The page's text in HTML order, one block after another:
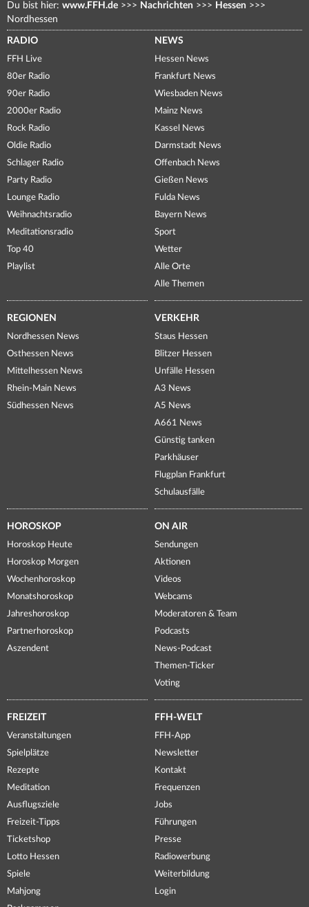
Du bist hier: www.FFH.de >>> Nachrichten >>> Hessen >>>
Nordhessen
RADIO
FFH Live
80er Radio
90er Radio
2000er Radio
Rock Radio
Oldie Radio
Schlager Radio
Party Radio
Lounge Radio
Weihnachtsradio
Meditationsradio
Top 40
Playlist
NEWS
Hessen News
Frankfurt News
Wiesbaden News
Mainz News
Kassel News
Darmstadt News
Offenbach News
Gießen News
Fulda News
Bayern News
Sport
Wetter
Alle Orte
Alle Themen
REGIONEN
Nordhessen News
Osthessen News
Mittelhessen News
Rhein-Main News
Südhessen News
VERKEHR
Staus Hessen
Blitzer Hessen
Unfälle Hessen
A3 News
A5 News
A661 News
Günstig tanken
Parkhäuser
Flugplan Frankfurt
Schulausfälle
HOROSKOP
Horoskop Heute
Horoskop Morgen
Wochenhoroskop
Monatshoroskop
Jahreshoroskop
Partnerhoroskop
Aszendent
ON AIR
Sendungen
Aktionen
Videos
Webcams
Moderatoren & Team
Podcasts
News-Podcast
Themen-Ticker
Voting
FREIZEIT
Veranstaltungen
Spielplätze
Rezepte
Meditation
Ausflugsziele
Freizeit-Tipps
Ticketshop
Lotto Hessen
Spiele
Mahjong
FFH-WELT
FFH-App
Newsletter
Kontakt
Frequenzen
Jobs
Führungen
Presse
Radiowerbung
Weiterbildung
Login